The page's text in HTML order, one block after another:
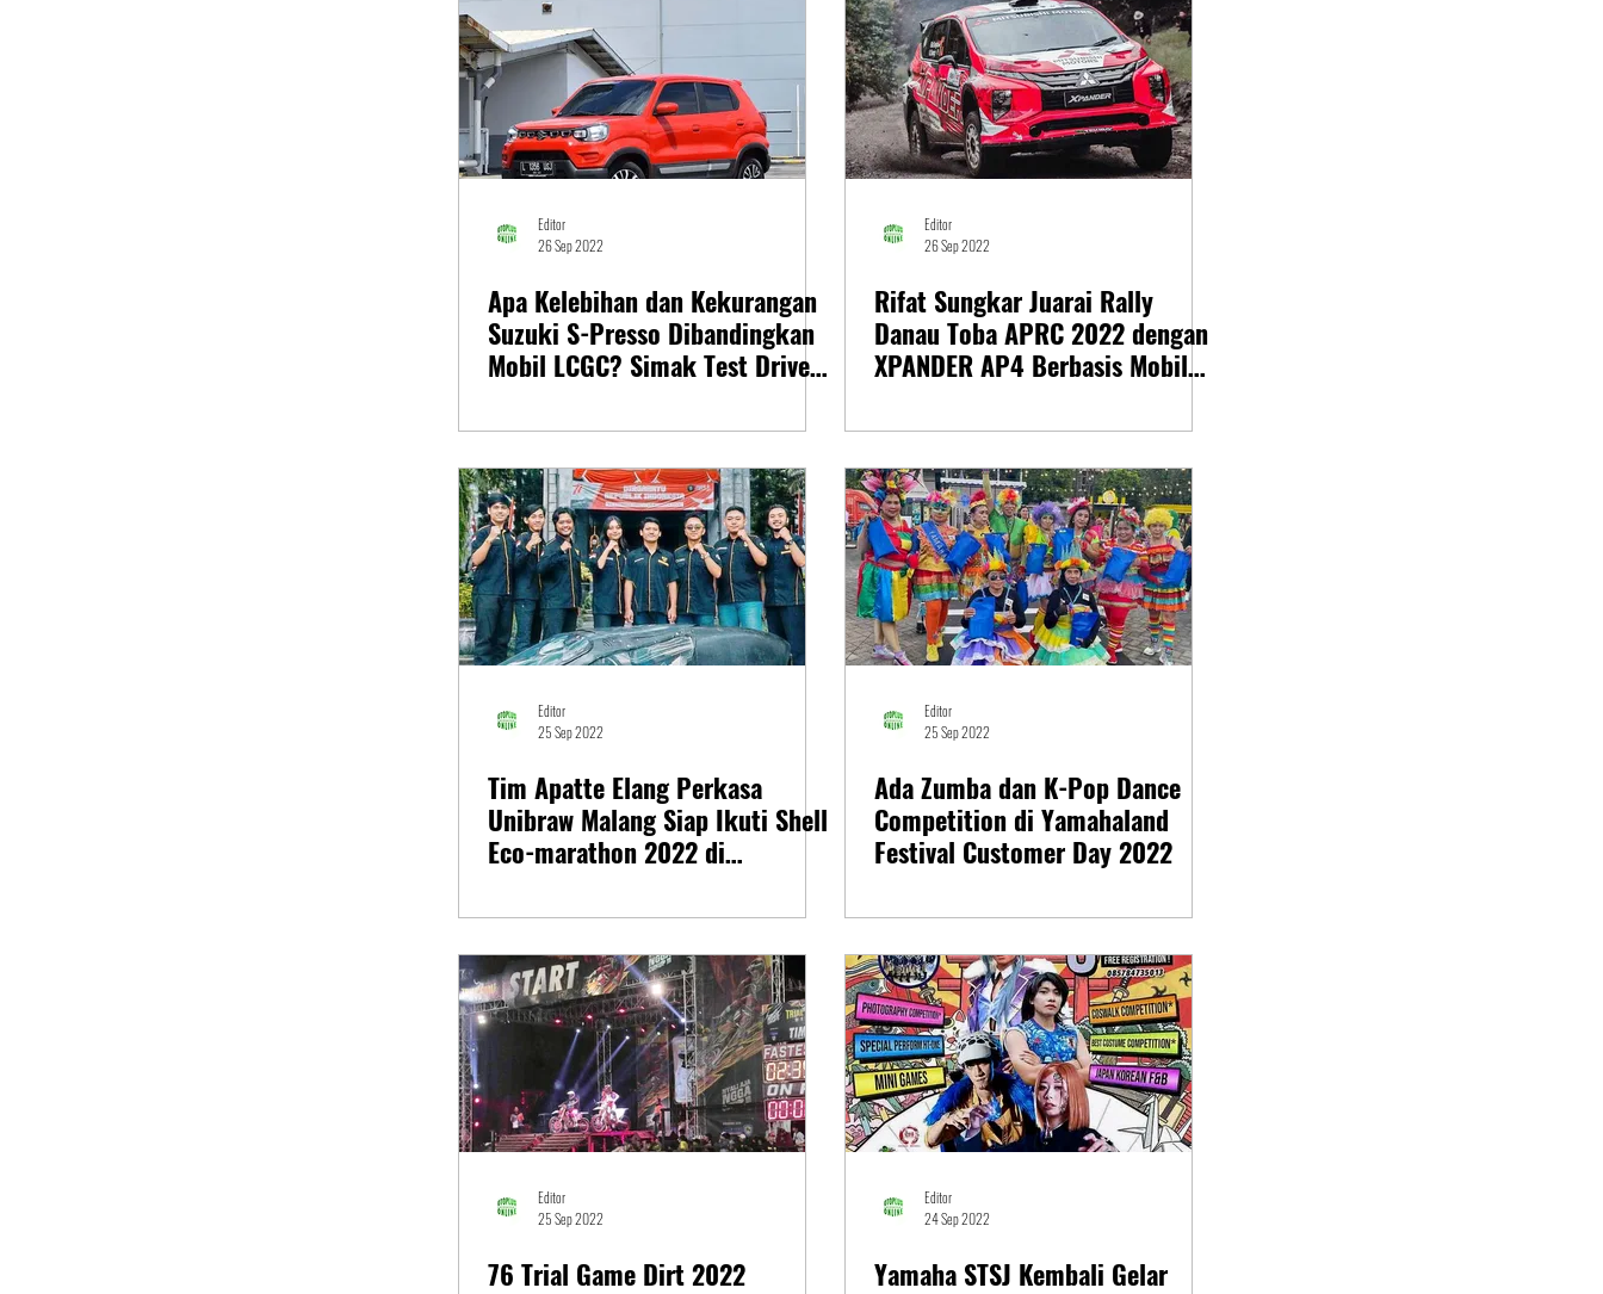
Editor
26 Sep 2022
Apa Kelebihan dan Kekurangan
Suzuki S-Presso Dibandingkan
Mobil LCGC? Simak Test Drive
Editor
26 Sep 2022
Rifat Sungkar Juarai Rally
Danau Toba APRC 2022 dengan
XPANDER AP4 Berbasis Mobil
Editor
25 Sep 2022
Tim Apatte Elang Perkasa
Unibraw Malang Siap Ikuti Shell
Eco-marathon 2022 di
Editor
25 Sep 2022
Ada Zumba dan K-Pop Dance
Competition di Yamahaland
Festival Customer Day 2022
Editor
25 Sep 2022
76 Trial Game Dirt 2022
Editor
24 Sep 2022
Yamaha STSJ Kembali Gelar